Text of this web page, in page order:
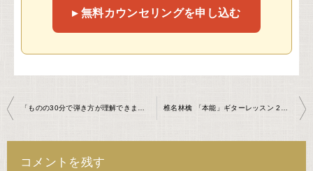
▸ 無料カウンセリングを申し込む
投
「ものの30分で弾き方が理解できました！！」 椎名林檎 「本能」ギターレッスン 2回目(生徒)
コメントを残す